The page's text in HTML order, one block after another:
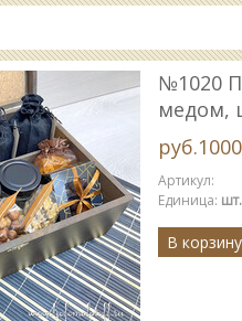
№1020
медом,
Артикул:
Единица: шт.
В корзину